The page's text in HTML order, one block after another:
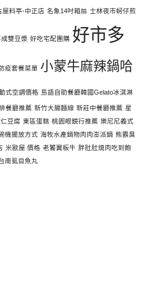
屋料亭-中正店 名象14吋箱扇 士林夜市蚵仔煎
雙豆漿 好吃宅配團購 好市多
疫套餐菜單 小蒙牛麻辣鍋哈
式空調價格 島語自助餐廳韓國Gelato冰淇淋
餐廳推薦 新竹大腸麵線 新莊中餐廳推薦 星
豆腐 東區蛋糕 桃園眼鏡行推薦 樂尼尼義式
機擺放方式 海牧水產鍋物肉肉澎派鍋 熊霸臭
米歐屋 價格 老饕翼板牛 胖肚肚燒肉吃到飽
南虱目魚丸